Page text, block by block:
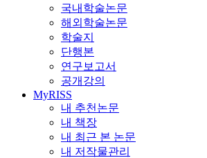
국내학술논문
해외학술논문
학술지
단행본
연구보고서
공개강의
MyRISS
내 추천논문
내 책장
내 최근 본 논문
내 저작물관리